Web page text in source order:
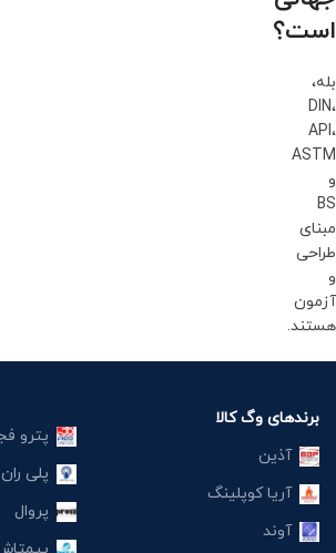
است؟
بله،
DIN،
API،
ASTM
و
BS
مبنای
طراحی
و
آزمون
هستند.
برندهای وگ کالا
آذین
آریا کوپلینگ
آوند
پترو
پلی ران
پروال